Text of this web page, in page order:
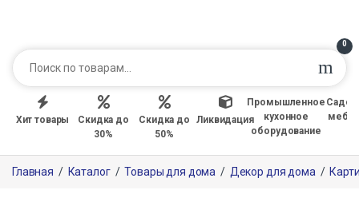
0
Хит товары
Скидка до
30%
Скидка до
50%
Ликвидация
Промышленное
кухонное
оборудование
Главная / Каталог / Товары для дома / Декор для дома /